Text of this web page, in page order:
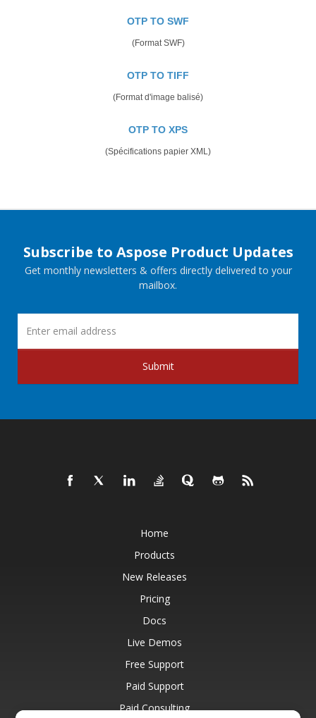
OTP TO SWF
(Format SWF)
OTP TO TIFF
(Format d'image balisé)
OTP TO XPS
(Spécifications papier XML)
Subscribe to Aspose Product Updates
Get monthly newsletters & offers directly delivered to your
mailbox.
Submit
Home
Products
New Releases
Pricing
Docs
Live Demos
Free Support
Paid Support
Paid Consulting